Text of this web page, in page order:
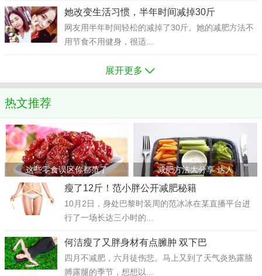
她改变生活习惯，半年时间减掉30斤
网友用半年时间轻松的减掉了30斤。她的减肥方法不
用节食不用健身，很适...
展开更多
热文推荐
这些零食误区你都范了 减肥方法大分享 达人
瘦了12斤！范小胖公开减肥秘籍
10月2日，身处巴黎时装周的范冰冰在某直播平台进
行了一场长达三小时的...
何洁瘦了又胖身材有点臃肿 双下巴
四月不减肥，六月徒伤悲。马上又到了天气炎热露胳
膊露腿的季节，想想以...